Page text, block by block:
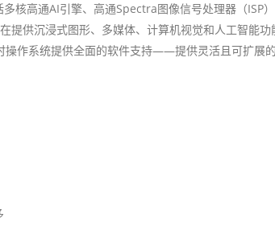
多核高通AI引擎、高通Spectra图像信号处理器（ISP
提供沉浸式图形、多媒体、计算机视觉和人工智能功
作系统提供全面的软件支持——提供灵活且可扩展